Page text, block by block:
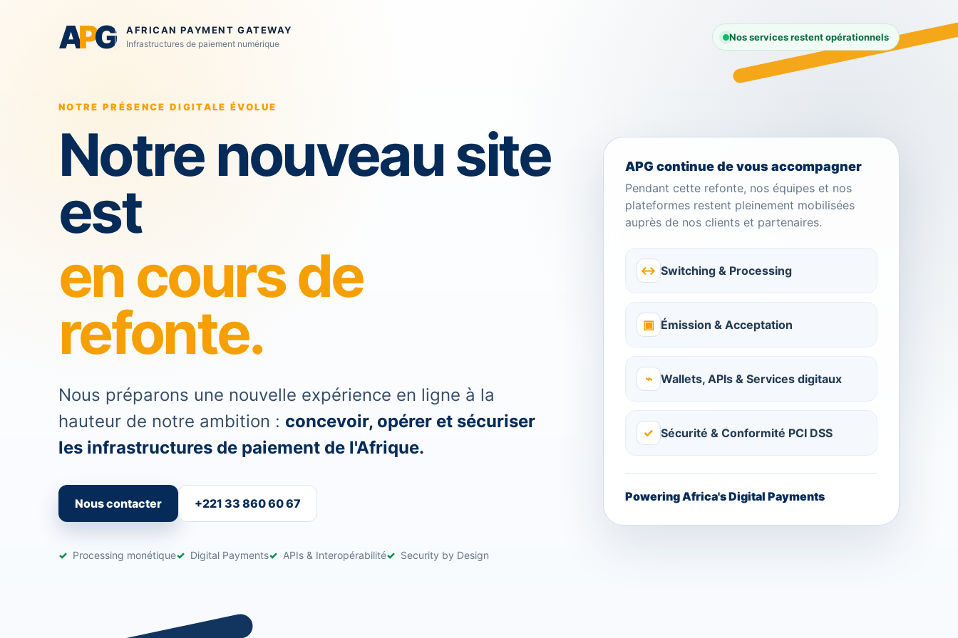
APG AFRICAN PAYMENT GATEWAY
Infrastructures de paiement numérique
Nos services restent opérationnels
NOTRE PRÉSENCE DIGITALE ÉVOLUE
Notre nouveau site
est
en cours de
refonte.
Nous préparons une nouvelle expérience en ligne à la
hauteur de notre ambition : concevoir, opérer et sécuriser
les infrastructures de paiement de l'Afrique.
Nous contacter +221 33 860 60 67
Processing monétique Digital Payments APIs & Interopérabilité Security by Design
APG continue de vous accompagner
Pendant cette refonte, nos équipes et nos
plateformes restent pleinement mobilisées
auprès de nos clients et partenaires.
↔ Switching & Processing
▣ Émission & Acceptation
⌁ Wallets, APIs & Services digitaux
✓ Sécurité & Conformité PCI DSS
Powering Africa's Digital Payments